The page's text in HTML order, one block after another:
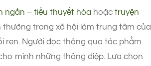
ngắn – tiểu thuyết hóa hoặc truyện
thường trong xã hội làm trung tâm của
ren. Người đọc thông qua tác phẩm
mình những thông điệp. Lựa chọn